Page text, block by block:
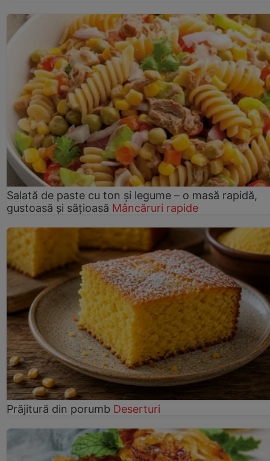
Salată de paste cu ton și legume – o masă rapidă,
gustoasă și sățioasă Mâncăruri rapide
Prăjitură din porumb Deserturi